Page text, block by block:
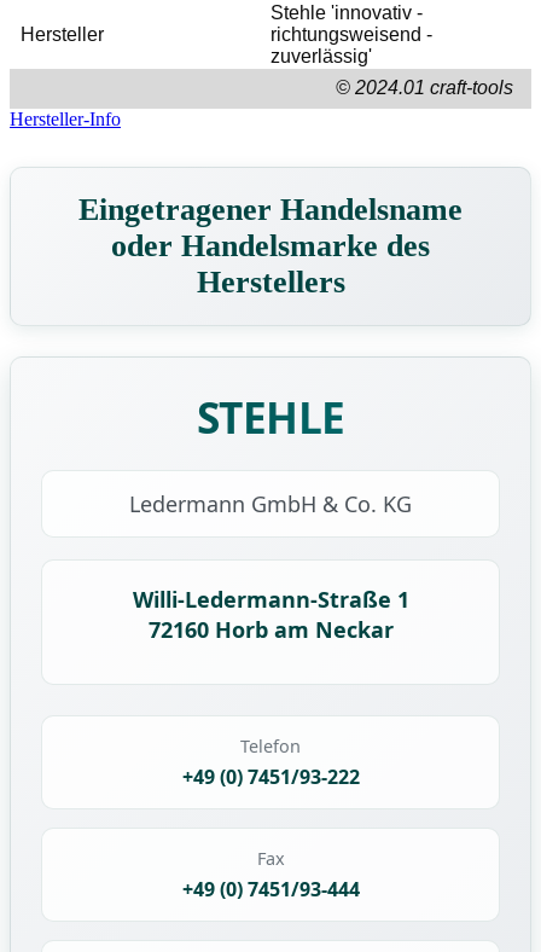
Hersteller
Stehle 'innovativ -
richtungsweisend -
zuverlässig'
© 2024.01 craft-tools
Hersteller-Info
Eingetragener Handelsname
oder Handelsmarke des
Herstellers
STEHLE
Ledermann GmbH & Co. KG
Willi-Ledermann-Straße 1
72160 Horb am Neckar
Telefon
+49 (0) 7451/93-222
Fax
+49 (0) 7451/93-444